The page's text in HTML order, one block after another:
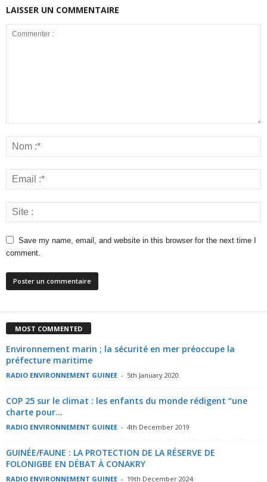
LAISSER UN COMMENTAIRE
Save my name, email, and website in this browser for the next time I
comment.
MOST COMMENTED
Environnement marin ; la sécurité en mer préoccupe la
préfecture maritime
RADIO ENVIRONNEMENT GUINEE - 5th January 2020
COP 25 sur le climat : les enfants du monde rédigent “une
charte pour...
RADIO ENVIRONNEMENT GUINEE - 4th December 2019
GUINÉE/FAUNE : LA PROTECTION DE LA RÉSERVE DE
FOLONIGBE EN DÉBAT À CONAKRY
RADIO ENVIRONNEMENT GUINEE - 19th December 2024